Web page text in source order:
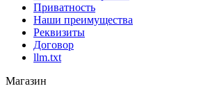
Приватность
Наши преимущества
Реквизиты
Договор
llm.txt
Магазин